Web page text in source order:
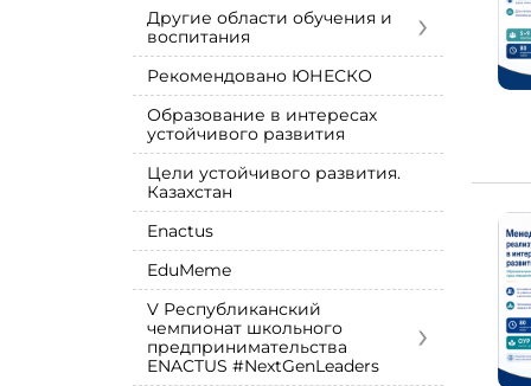
Другие области обучения и
воспитания
›
Рекомендовано ЮНЕСКО
Образование в интересах
устойчивого развития
Цели устойчивого развития.
Казахстан
Enactus
EduMeme
V Республиканский
чемпионат школьного
предпринимательства
ENACTUS #NextGenLeaders
›